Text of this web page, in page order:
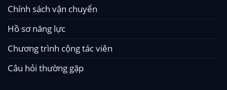
Chính sách vận chuyển
Hồ sơ năng lực
Chương trình cộng tác viên
Câu hỏi thường gặp